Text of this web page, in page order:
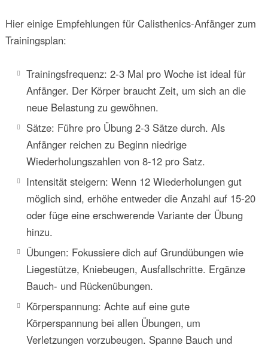
Hier einige Empfehlungen für Calisthenics-Anfänger zum
Trainingsplan:
Trainingsfrequenz: 2-3 Mal pro Woche ist ideal für
Anfänger. Der Körper braucht Zeit, um sich an die
neue Belastung zu gewöhnen.
Sätze: Führe pro Übung 2-3 Sätze durch. Als
Anfänger reichen zu Beginn niedrige
Wiederholungszahlen von 8-12 pro Satz.
Intensität steigern: Wenn 12 Wiederholungen gut
möglich sind, erhöhe entweder die Anzahl auf 15-20
oder füge eine erschwerende Variante der Übung
hinzu.
Übungen: Fokussiere dich auf Grundübungen wie
Liegestütze, Kniebeugen, Ausfallschritte. Ergänze
Bauch- und Rückenübungen.
Körperspannung: Achte auf eine gute
Körperspannung bei allen Übungen, um
Verletzungen vorzubeugen. Spanne Bauch und